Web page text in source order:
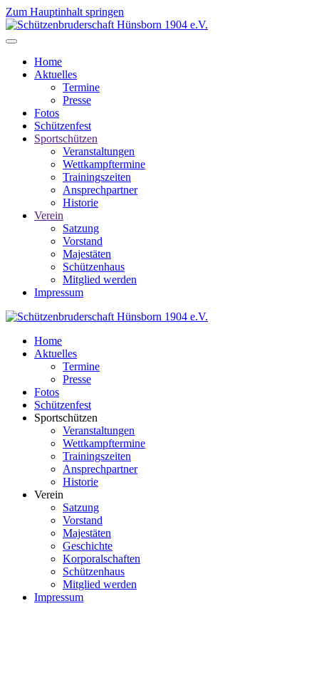
Zum Hauptinhalt springen
Home
Aktuelles
Termine
Presse
Fotos
Schützenfest
Sportschützen
Veranstaltungen
Wettkampftermine
Trainingszeiten
Ansprechpartner
Historie
Verein
Satzung
Vorstand
Majestäten
Schützenhaus
Mitglied werden
Impressum
Home
Aktuelles
Termine
Presse
Fotos
Schützenfest
Sportschützen
Veranstaltungen
Wettkampftermine
Trainingszeiten
Ansprechpartner
Historie
Verein
Satzung
Vorstand
Majestäten
Geschichte
Korporalschaften
Schützenhaus
Mitglied werden
Impressum